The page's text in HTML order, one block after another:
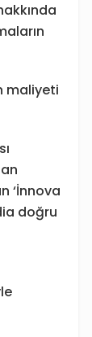
maliyeti
‘İnnova
doğru